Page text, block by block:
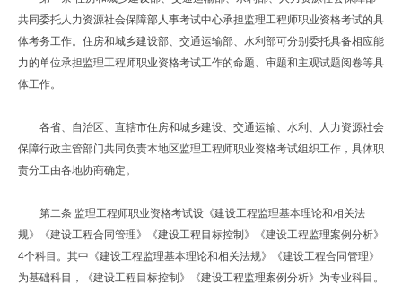
共同委托人力资源社会保障部人事考试中心承担监理工程师职业资格考试的具
体考务工作。住房和城乡建设部、交通运输部、水利部可分别委托具备相应能
力的单位承担监理工程师职业资格考试工作的命题、审题和主观试题阅卷等具
体工作。
各省、自治区、直辖市住房和城乡建设、交通运输、水利、人力资源社会
保障行政主管部门共同负责本地区监理工程师职业资格考试组织工作，具体职
责分工由各地协商确定。
第二条 监理工程师职业资格考试设《建设工程监理基本理论和相关法
规》《建设工程合同管理》《建设工程目标控制》《建设工程监理案例分析》
4个科目。其中《建设工程监理基本理论和相关法规》《建设工程合同管理》
为基础科目，《建设工程目标控制》《建设工程监理案例分析》为专业科目。